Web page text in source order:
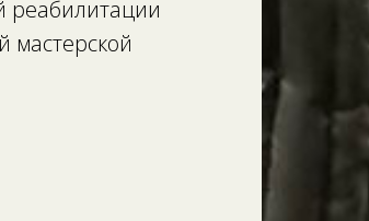
реабилитации
мастерской